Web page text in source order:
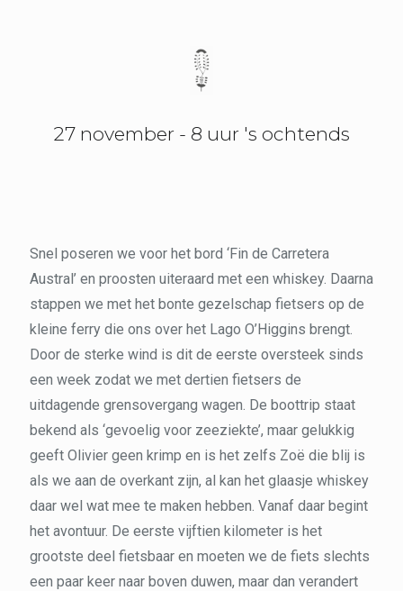
27 november - 8 uur 's ochtends
Snel poseren we voor het bord ‘Fin de Carretera
Austral’ en proosten uiteraard met een whiskey. Daarna
stappen we met het bonte gezelschap fietsers op de
kleine ferry die ons over het Lago O’Higgins brengt.
Door de sterke wind is dit de eerste oversteek sinds
een week zodat we met dertien fietsers de
uitdagende grensovergang wagen. De boottrip staat
bekend als ‘gevoelig voor zeeziekte’, maar gelukkig
geeft Olivier geen krimp en is het zelfs Zoë die blij is
als we aan de overkant zijn, al kan het glaasje whiskey
daar wel wat mee te maken hebben. Vanaf daar begint
het avontuur. De eerste vijftien kilometer is het
grootste deel fietsbaar en moeten we de fiets slechts
een paar keer naar boven duwen, maar dan verandert